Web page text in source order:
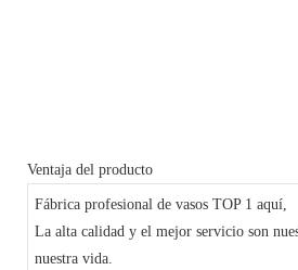
Ventaja del producto
Fábrica profesional de vasos TOP 1 aquí,
La alta calidad y el mejor servicio son
nuestra vida.